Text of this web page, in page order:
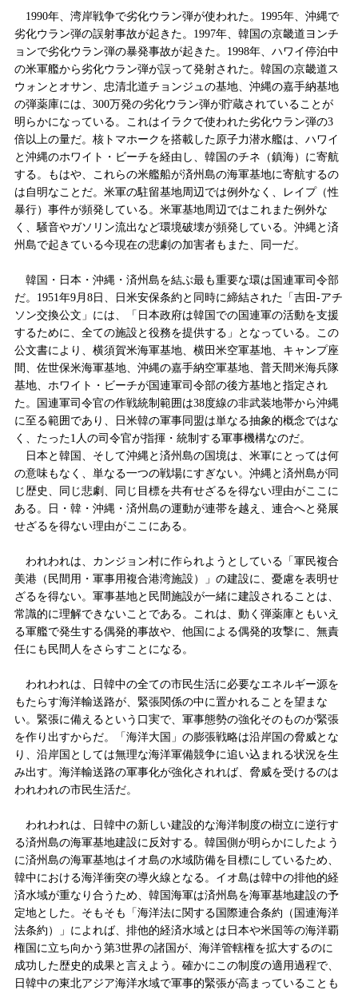
1990年、湾岸戦争で劣化ウラン弾が使われた。 1995年、沖縄で
劣化ウラン弾の誤射事故が起きた。 1997年、韓国の京畿道ヨンチ
ョンで劣化ウラン弾の暴発事故が起きた。 1998年、ハワイ停泊中
の米軍艦から劣化ウラン弾が誤って発射された。韓国の京畿道ス
ウォンとオサン、忠清北道チョンジュの基地、沖縄の嘉手納基地
の弾薬庫には、 300万発の劣化ウラン弾が貯蔵されていることが
明らかになっている。これはイラクで使われた劣化ウラン弾の3
倍以上の量だ。核トマホークを搭載した原子力潜水艦は、 ハワイ
と 沖縄のホワイト・ビーチを経由し、韓国のチネ （鎮海）に寄航
する。もはや、これらの米艦船が済州島の海軍基地に寄航するの
は自明なことだ。米軍の駐留基地周辺では例外なく、レイプ（性
暴行）事件が頻発している。米軍基地周辺ではこれまた例外な
く、騒音やガソリン流出など環境破壊が頻発している。沖縄と済
州島で起きている今現在の悲劇の加害者もまた、同一だ。
韓国・日本・沖縄・済州島を結ぶ最も重要な環は国連軍司令部
だ。 1951年9月 8 日 、日米安保条約と同時に締結された「吉田‐アチ
ソン交換公文」には、「日本政府は韓国での国連軍の活動を支援
するために、全ての施設と役務を提供する」となっている。この
公文書により、横須賀米海軍基地、横田米空軍基地、キャンプ座
間、佐世保米海軍基地、沖縄の嘉手納空軍基地、普天間米海兵隊
基地、ホワイト・ビーチが国連軍司令部の後方基地と指定され
た。国連軍司令官の作戦統制範囲は38度線の非武装地帯から沖縄
に至る範囲であり、日米韓の軍事同盟は単なる抽象的概念ではな
く、たった1 人の司令官が指揮・統制する軍事機構なのだ。
日本と韓国、そして沖縄と済州島の国境は、米軍にとっては何
の意味もなく、単なる一つの戦場にすぎない。沖縄と済州島が同
じ歴史、同じ悲劇、同じ目標を共有せざるを得ない理由がここに
ある。日・韓・沖縄・済州島の運動が連帯を越え、連合へと発展
せざるを得ない理由がここにある。
われわれは、カンジョン村に作られようとしている「軍民複合
美港（民間用・軍事用複合港湾施設）」の建設に、憂慮を表明せ
ざるを得ない。軍事基地と民間施設が一緒に建設されることは、
常識的に理解できないことである。これは、動く弾薬庫ともいえ
る軍艦で発生する偶発的事故や、他国による偶発的攻撃に、無責
任にも民間人をさらすことになる。
われわれは、日韓中の全ての市民生活に必要なエネルギー源を
もたらす海洋輸送路が、緊張関係の中に置かれることを望まな
い。緊張に備えるという口実で、軍事態勢の強化そのものが緊張
を作り出すからだ。「海洋大国」の膨張戦略は沿岸国の脅威とな
り、沿岸国としては無理な海洋軍備競争に追い込まれる状況を生
み出す。海洋輸送路の軍事化が強化されれば、脅威を受けるのは
われわれの市民生活だ。
われわれは、日韓中の新しい建設的な海洋制度の樹立に逆行す
る済州島の海軍基地建設に反対する。韓国側が明らかにしたよう
に済州島の海軍基地はイオ島の水域防備を目標にしているため、
韓中における海洋衝突の導火線となる。イオ島は韓中の排他的経
済水域が重なり合うため、韓国海軍は済州島を海軍基地建設の予
定地とした。そもそも「海洋法に関する国際連合条約（国連海洋
法条約）」によれば、排他的経済水域とは日本や米国等の海洋覇
権国に立ち向かう第3世界の諸国が、海洋管轄権を拡大するのに
成功した歴史的成果と言えよう。確かにこの制度の適用過程で、
日韓中の東北アジア海洋水域で軍事的緊張が高まっていることも